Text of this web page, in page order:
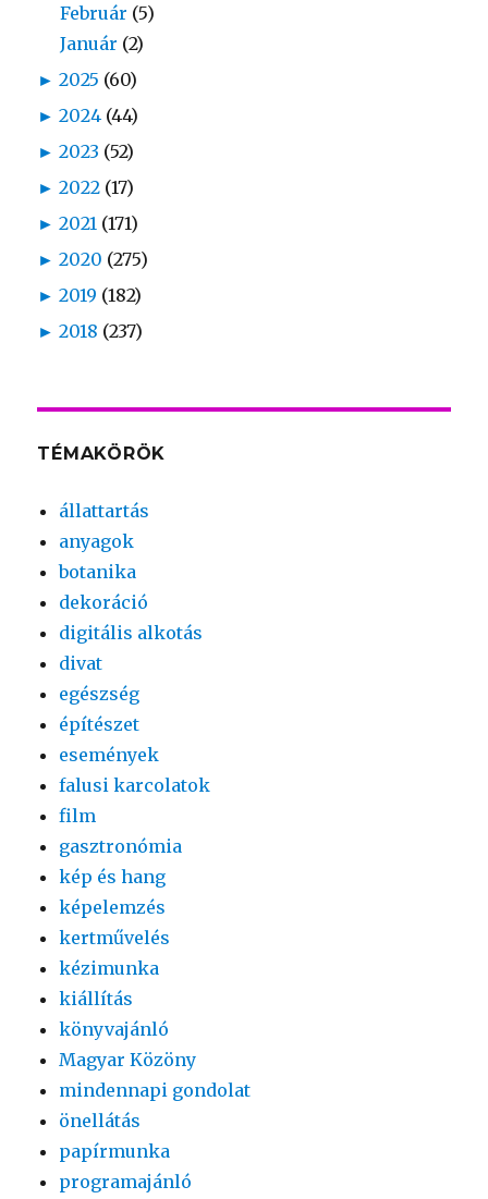
Február (5)
Január (2)
► 2025 (60)
► 2024 (44)
► 2023 (52)
► 2022 (17)
► 2021 (171)
► 2020 (275)
► 2019 (182)
► 2018 (237)
TÉMAKÖRÖK
állattartás
anyagok
botanika
dekoráció
digitális alkotás
divat
egészség
építészet
események
falusi karcolatok
film
gasztronómia
kép és hang
képelemzés
kertművelés
kézimunka
kiállítás
könyvajánló
Magyar Közöny
mindennapi gondolat
önellátás
papírmunka
programajánló